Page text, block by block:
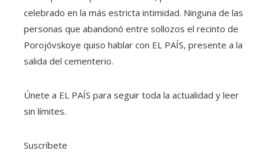
celebrado en la más estricta intimidad. Ninguna de las
personas que abandonó entre sollozos el recinto de
Porojóvskoye quiso hablar con EL PAÍS, presente a la
salida del cementerio.
Únete a EL PAÍS para seguir toda la actualidad y leer
sin límites.
Suscríbete